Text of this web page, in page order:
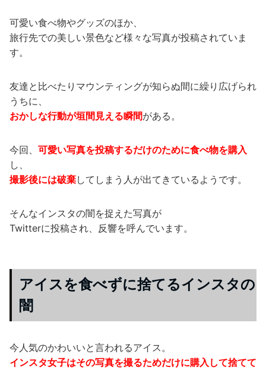
可愛い食べ物やグッズのほか、
旅行先での美しい景色など様々な写真が投稿されていま
す。
友達と比べたりマウンティングが知らぬ間に繰り広げられ
うちに、
おかしな行動が垣間見える瞬間がある。
今回、 可愛い写真を投稿するだけのために食べ物を購入
し、
撮影後には破棄してしまう人が出てきているようです。
そんなインスタの闇を捉えた写真が
Twitterに投稿され、反響を呼んでいます。
アイスを食べずに捨てるインスタの
闇
今人気のかわいいと言われるアイス。
インスタ女子はその写真を撮るためだけに購入して捨てて